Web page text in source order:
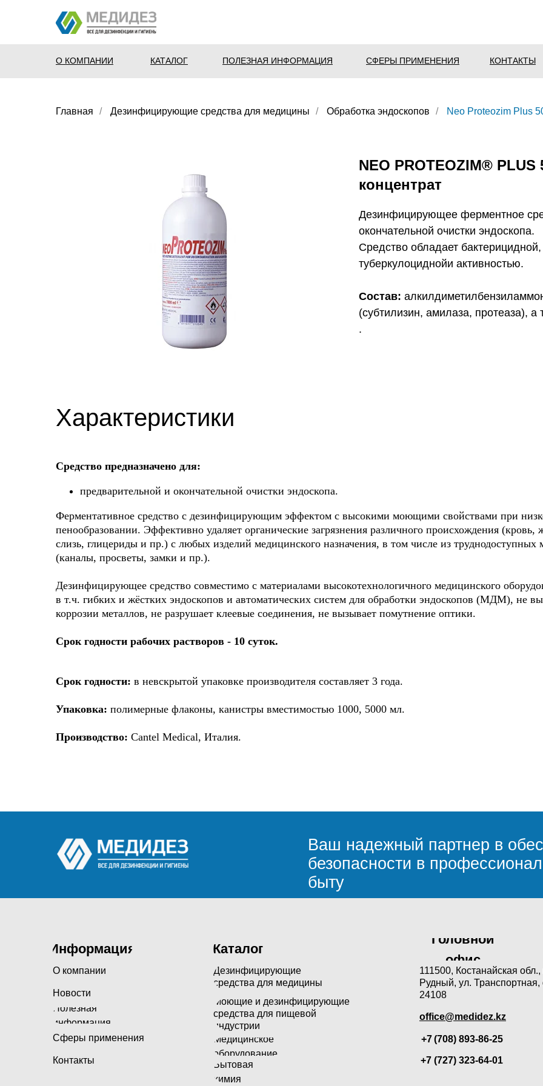
О КОМПАНИИ КАТАЛОГ ПОЛЕЗНАЯ ИНФОРМАЦИЯ КОНТАКТЫ
СФЕРЫ ПРИМЕНЕНИЯ
Главная / Дезинфицирующие средства для медицины / Обработка эндоскопов / Neo Proteozim Plus
NEO PROTEOZIM® PLUS
концентрат
Дезинфицирующее ферментное
окончательной очистки эндоскопа.
Средство обладает
туберкулоциднойи активностью.
Cостав:
(субтилизин, амилаза, протеаза),
.
Характеристики
NEO PROTEOZIM® PLUS 500
КОНЦЕНТРАТ
Средство предназначено для:
предварительной и окончательной очистки эндоскопа.
Ферментативное средство с дезинфицирующим эффектом с высокими моющими свойствами при
пенообразовании. Эффективно удаляет органические загрязнения различного происхождения (кровь,
слизь, глицериды и пр.) с любых изделий медицинского назначения, в том числе из труднодоступных
(каналы, просветы, замки и пр.).
Дезинфицирующее средство совместимо с материалами высокотехнологичного медицинского
в т.ч. гибких и жёстких эндоскопов и автоматических систем для обработки эндоскопов (МДМ), не
коррозии металлов, не разрушает клеевые соединения, не вызывает помутнение оптики.
Cрок годности рабочих растворов - 10 суток.
Срок годности: в невскрытой упаковке производителя составляет 3 года.
Упаковка: полимерные флаконы, канистры вместимостью 1000, 5000 мл.
Производство: Cantel Medical, Италия.
Ваш надежный партнер в
безопасности в
быту
111500, Костанайская обл.,
Рудный, ул. Транспортная,
24108
О компании
Дезинфицирующие
средства для медицины
Информация Каталог
Полезная
информация
Новости
Моющие и дезинфицирующие
средства для пищевой
индустрии
Сферы применения
Медицинское
оборудование
Контакты
+7 (708) 893-86-25
+7 (727) 323-64-01
Бытовая
химия
Головной
офис
office@medidez.kz